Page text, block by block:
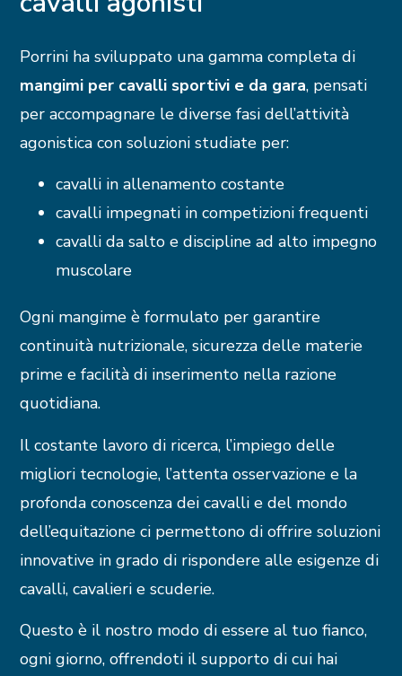
Porrini ha sviluppato una gamma completa di
mangimi per cavalli sportivi e da gara, pensati
per accompagnare le diverse fasi dell’attività
agonistica con soluzioni studiate per:
cavalli in allenamento costante
cavalli impegnati in competizioni frequenti
cavalli da salto e discipline ad alto impegno
muscolare
Ogni mangime è formulato per garantire
continuità nutrizionale, sicurezza delle materie
prime e facilità di inserimento nella razione
quotidiana.
Il costante lavoro di ricerca, l’impiego delle
migliori tecnologie, l’attenta osservazione e la
profonda conoscenza dei cavalli e del mondo
dell’equitazione ci permettono di offrire soluzioni
innovative in grado di rispondere alle esigenze di
cavalli, cavalieri e scuderie.
Questo è il nostro modo di essere al tuo fianco,
ogni giorno, offrendoti il supporto di cui hai